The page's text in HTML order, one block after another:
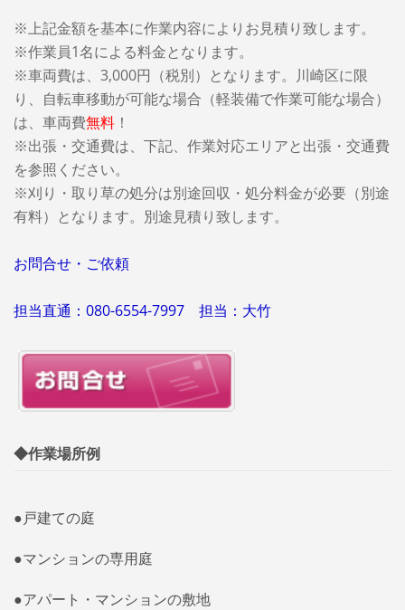
※上記金額を基本に作業内容によりお見積り致します。
※作業員1名による料金となります。
※車両費は、3,000円（税別）となります。 川崎区に限
り、自転車移動が可能な場合（軽装備で作業可能な場合）
は、車両費無料！
※出張・交通費は、下記、作業対応エリアと出張・交通費
を参照ください。
※刈り・取り草の処分は別途回収・処分料金が必要（別途
有料）となります。別途見積り致します。
お問合せ・ご依頼
担当直通：080-6554-7997 担当：大竹
◆作業場所例
●戸建ての庭
●マンションの専用庭
●アパート・マンションの敷地